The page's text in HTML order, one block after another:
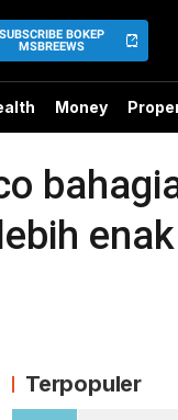
SUBSCRIBE BOKEP
MSBREEWS
Money
Terpopuler